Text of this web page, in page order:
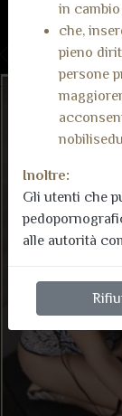
in
che,
pieno
persone
Inoltre:
Gli utenti che
alle autorità